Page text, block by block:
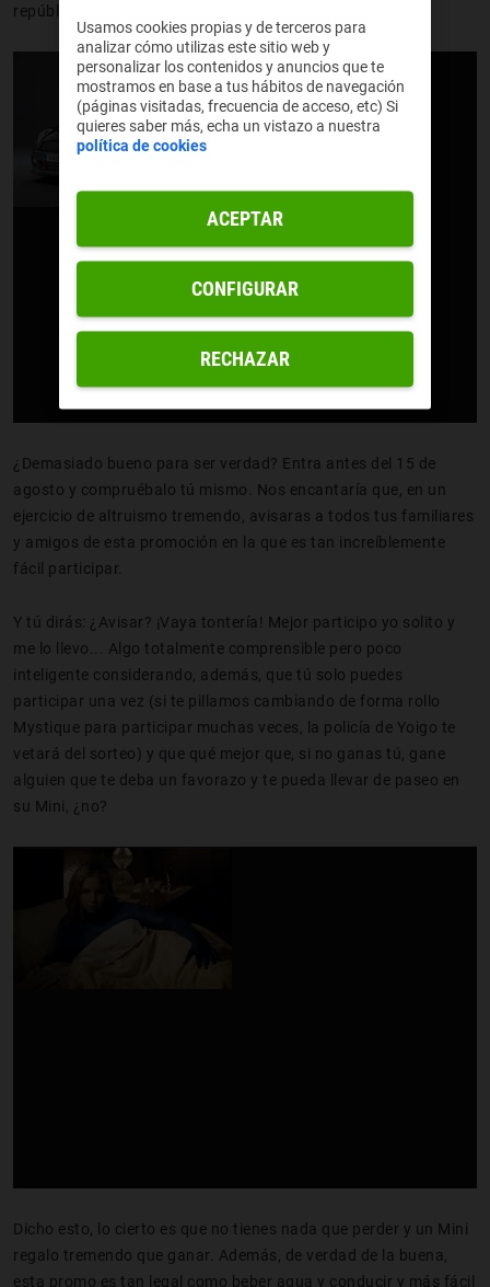
república independiente de tu casa.
¿Demasiado bueno para ser verdad? Entra antes del 15 de
agosto y compruébalo tú mismo. Nos encantaría que, en un
ejercicio de altruismo tremendo, avisaras a todos tus familiares
y amigos de esta promoción en la que es tan increíblemente
fácil participar.
Y tú dirás: ¿Avisar? ¡Vaya tontería! Mejor participo yo solito y
me lo llevo... Algo totalmente comprensible pero poco
inteligente considerando, además, que tú solo puedes
participar una vez (si te pillamos cambiando de forma rollo
Mystique para participar muchas veces, la policía de Yoigo te
vetará del sorteo) y que qué mejor que, si no ganas tú, gane
alguien que te deba un favorazo y te pueda llevar de paseo en
su Mini, ¿no?
Dicho esto, lo cierto es que no tienes nada que perder y un Mini
regalo tremendo que ganar. Además, de verdad de la buena,
esta promo es tan legal como beber agua y conducir y más fácil
Usamos cookies propias y de terceros para
analizar cómo utilizas este sitio web y
personalizar los contenidos y anuncios que te
mostramos en base a tus hábitos de navegación
(páginas visitadas, frecuencia de acceso, etc) Si
quieres saber más, echa un vistazo a nuestra
política de cookies
RECHAZAR
ACEPTAR
CONFIGURAR